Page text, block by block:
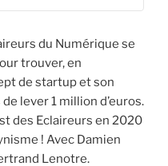
du Numérique se
trouver, en
de startup et son
lever 1 million d’euros.
des Eclaireurs en 2020
! Avec Damien
Lenotre.